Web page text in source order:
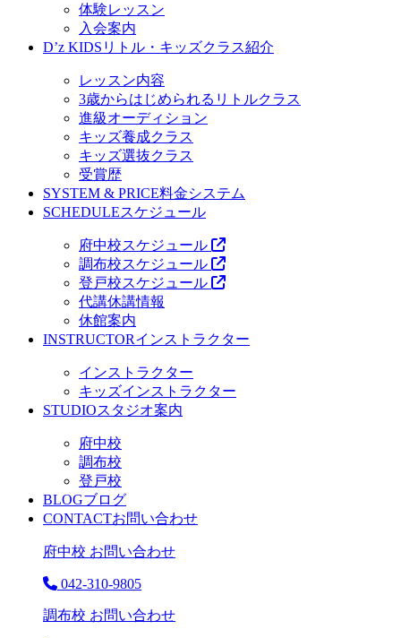
体験レッスン
入会案内
D’z KIDS リトル・キッズクラス紹介
レッスン内容
3歳からはじめられるリトルクラス
進級オーディション
キッズ養成クラス
キッズ選抜クラス
受賞歴
SYSTEM & PRICE料金システム
SCHEDULEスケジュール
府中校スケジュール
調布校スケジュール
登戸校スケジュール
代講休講情報
休館案内
INSTRUCTORインストラクター
インストラクター
キッズインストラクター
STUDIOスタジオ案内
府中校
調布校
登戸校
BLOGブログ
CONTACTお問い合わせ
府中校 お問い合わせ
042-310-9805
調布校 お問い合わせ